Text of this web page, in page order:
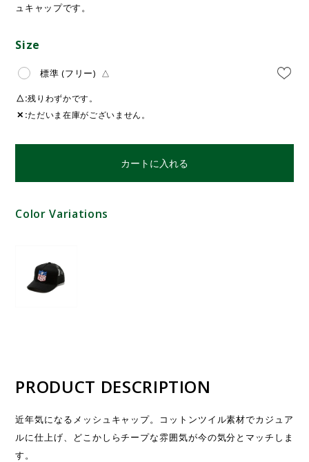
ュキャップです。
Size
標準 (フリー) △
△ 残りわずかです。
✕ ただいま在庫がございません。
カートに入れる
Color Variations
PRODUCT DESCRIPTION
近年気になるメッシュキャップ。コットンツイル素材でカジュア
ルに仕上げ、どこかしらチープな雰囲気が今の気分とマッチしま
す。